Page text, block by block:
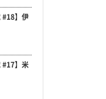
#18】伊
#17】米